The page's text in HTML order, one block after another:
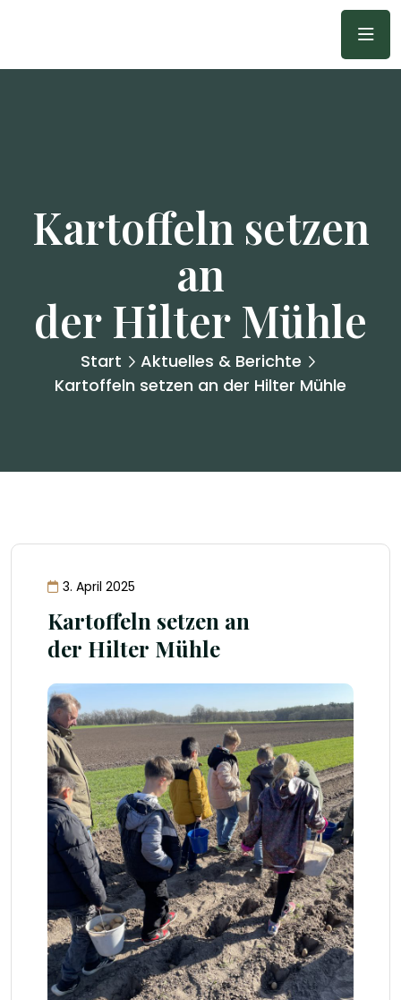
Kartoffeln setzen
an
der Hilter Mühle
Start
Aktuelles & Berichte
Kartoffeln setzen an der Hilter Mühle
3. April 2025
Kartoffeln setzen an
der Hilter Mühle